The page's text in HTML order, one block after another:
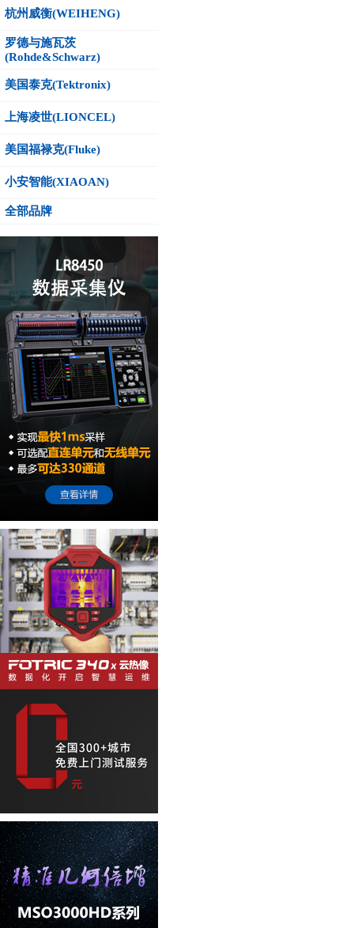
杭州威衡(WEIHENG)
罗德与施瓦茨
(Rohde&Schwarz)
美国泰克(Tektronix)
上海凌世(LIONCEL)
美国福禄克(Fluke)
小安智能(XIAOAN)
全部品牌